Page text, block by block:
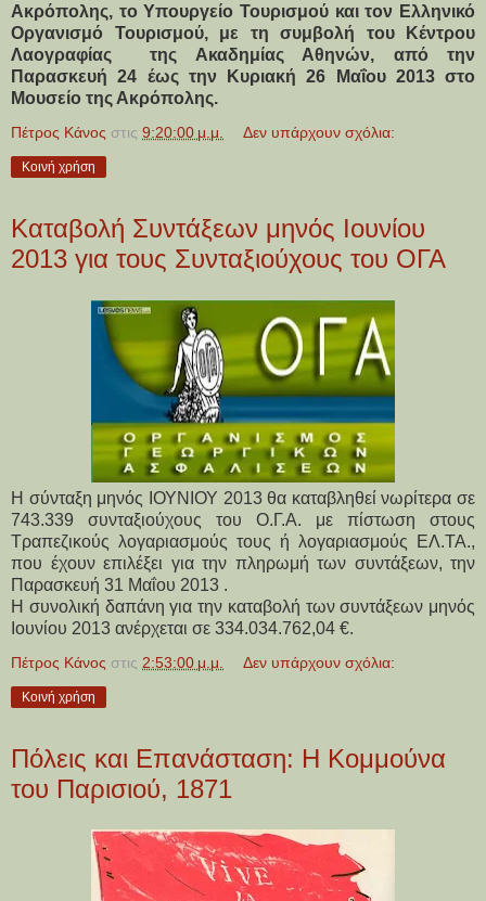
Ακρόπολης, το Υπουργείο Τουρισμού και τον Ελληνικό
Οργανισμό Τουρισμού, με τη συμβολή του Κέντρου
Λαογραφίας
της Ακαδημίας Αθηνών, από την
Παρασκευή 24 έως την Κυριακή 26 Μαΐου 2013 στο
Μουσείο της Ακρόπολης.
Πέτρος Κάνος στις 9:20:00 μ.μ. Δεν υπάρχουν σχόλια:
Κοινή χρήση
Καταβολή Συντάξεων μηνός Ιουνίου
2013 για τους Συνταξιούχους του ΟΓΑ
Η σύνταξη μηνός ΙΟΥΝΙΟΥ 2013 θα καταβληθεί νωρίτερα σε
743.339 συνταξιούχους του Ο.Γ.Α. με πίστωση στους
Τραπεζικούς λογαριασμούς τους ή λογαριασμούς ΕΛ.ΤΑ.,
που έχουν επιλέξει για την πληρωμή των συντάξεων, την
Παρασκευή 31 Μαΐου 2013 .
Η συνολική δαπάνη για την καταβολή των συντάξεων μηνός
Ιουνίου 2013 ανέρχεται σε 334.034.762,04 €.
Πέτρος Κάνος στις 2:53:00 μ.μ. Δεν υπάρχουν σχόλια:
Κοινή χρήση
Πόλεις και Επανάσταση: Η Κομμούνα
του Παρισιού, 1871